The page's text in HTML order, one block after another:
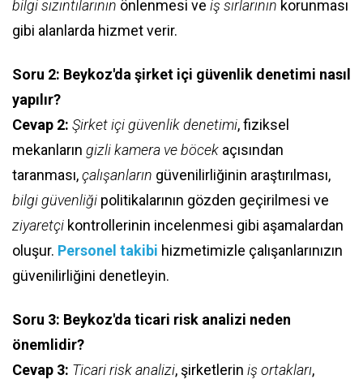
bilgi sızıntılarının önlenmesi ve iş sırlarının korunması
gibi alanlarda hizmet verir.
Soru 2: Beykoz'da şirket içi güvenlik denetimi nasıl
yapılır?
Cevap 2: Şirket içi güvenlik denetimi, fiziksel
mekanların gizli kamera ve böcek açısından
taranması,çalışanların güvenilirliğinin araştırılması,
bilgi güvenliği politikalarının gözden geçirilmesi ve
ziyaretçi kontrollerinin incelenmesi gibi aşamalardan
oluşur. Personel takibi hizmetimizle çalışanlarınızın
güvenilirliğini denetleyin.
Soru 3: Beykoz'da ticari risk analizi neden
önemlidir?
Cevap 3: Ticari risk analizi, şirketlerin iş ortakları,